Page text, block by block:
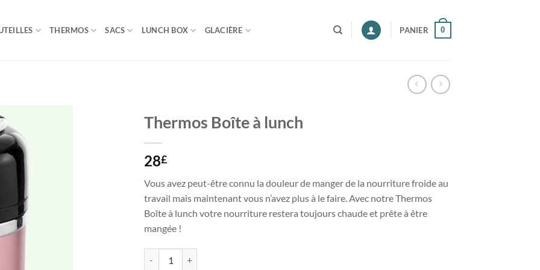
THERMOS SACS LUNCH BOX GLACIÈRE PANIER 0
Thermos Boîte à lunch
28£
Vous avez peut-être connu la douleur de manger de la nourriture froide au
travail mais maintenant vous n’avez plus à le faire. Avec notre Thermos
Boîte à lunch votre nourriture restera toujours chaude et prête à être
mangée !